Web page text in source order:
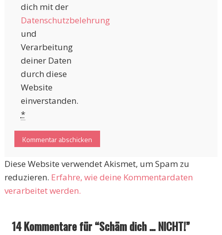
dich mit der
Datenschutzbelehrung
und
Verarbeitung
deiner Daten
durch diese
Website
einverstanden.
*
Diese Website verwendet Akismet, um Spam zu
reduzieren. Erfahre, wie deine Kommentardaten
verarbeitet werden.
14 Kommentare für “Schäm dich … NICHT!”